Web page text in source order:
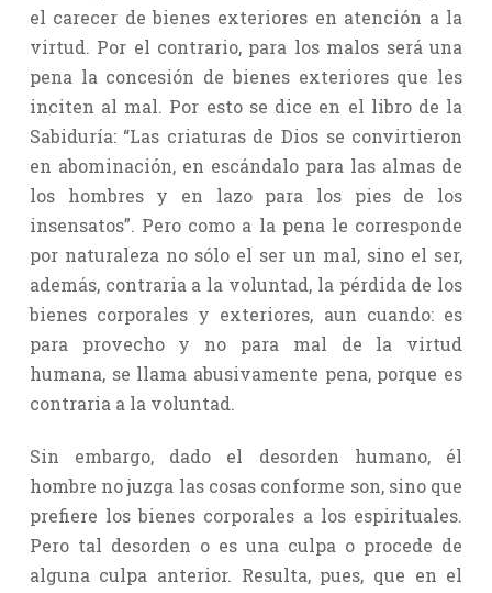
el carecer de bienes exteriores en atención a la
virtud. Por el contrario, para los malos será una
pena la concesión de bienes exteriores que les
inciten al mal. Por esto se dice en el libro de la
Sabiduría: “Las criaturas de Dios se convirtieron
en abominación, en escándalo para las almas de
los hombres y en lazo para los pies de los
insensatos”. Pero como a la pena le corresponde
por naturaleza no sólo el ser un mal, sino el ser,
además, contraria a la voluntad, la pérdida de los
bienes corporales y exteriores, aun cuando: es
para provecho y no para mal de la virtud
humana, se llama abusivamente pena, porque es
contraria a la voluntad.
Sin embargo, dado el desorden humano, él
hombre no juzga las cosas conforme son, sino que
prefiere los bienes corporales a los espirituales.
Pero tal desorden o es una culpa o procede de
alguna culpa anterior. Resulta, pues, que en el